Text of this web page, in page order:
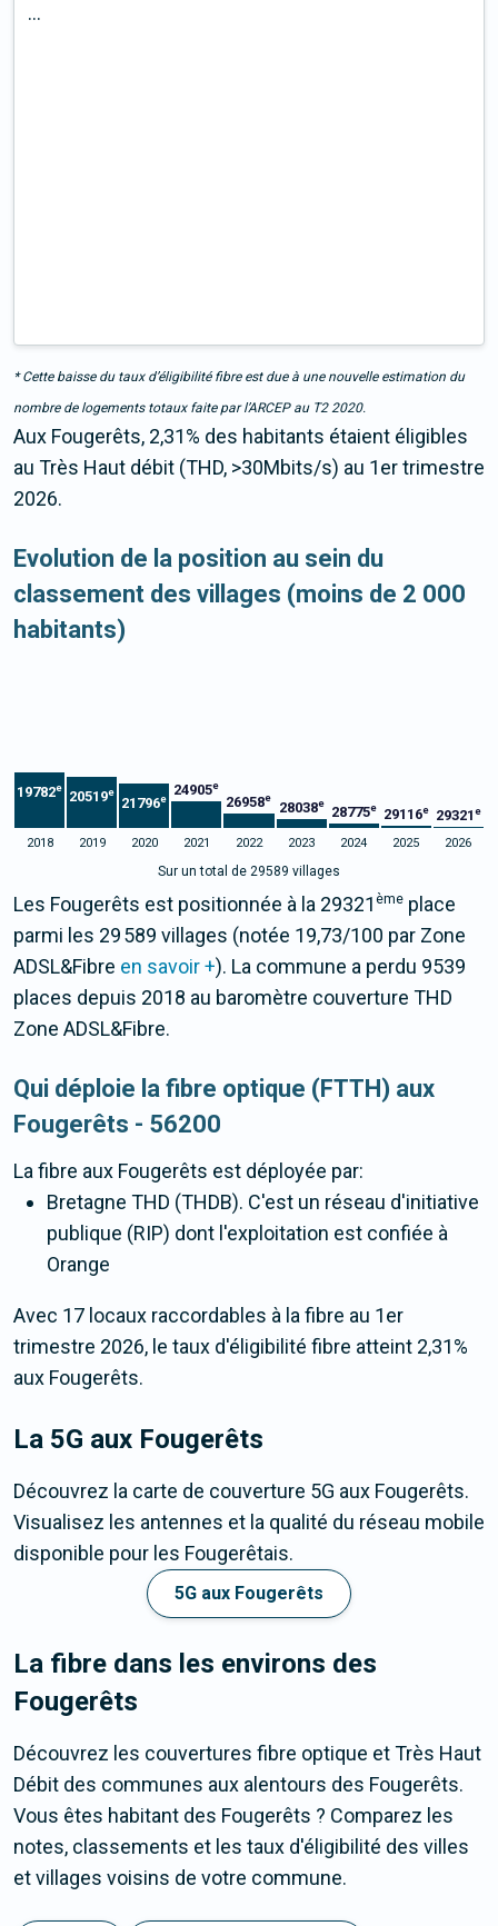
...
* Cette baisse du taux d’éligibilité fibre est due à une nouvelle estimation du
nombre de logements totaux faite par l’ARCEP au T2 2020.
Aux Fougerêts, 2,31% des habitants étaient éligibles
au Très Haut débit (THD, >30Mbits/s) au 1er trimestre
2026.
Evolution de la position au sein du
classement des villages (moins de 2 000
habitants)
19782e
20519e
21796e
24905e
26958e
28038e
28775e 29116e 29321 e
2018 2019 2020 2021 2022 2023 2024 2025 2026
Sur un total de 29589 villages
Les Fougerêts est positionnée à la 29321 ème place
parmi les 29 589 villages (notée 19,73/100 par Zone
ADSL&Fibre en savoir +). La commune a perdu 9539
places depuis 2018 au baromètre couverture THD
Zone ADSL&Fibre.
Qui déploie la fibre optique (FTTH) aux
Fougerêts - 56200
La fibre aux Fougerêts est déployée par:
Bretagne THD (THDB). C'est un réseau d'initiative
publique (RIP) dont l'exploitation est confiée à
Orange
Avec 17 locaux raccordables à la fibre au 1er
trimestre 2026, le taux d'éligibilité fibre atteint 2,31%
aux Fougerêts.
La 5G aux Fougerêts
Découvrez la carte de couverture 5G aux Fougerêts.
Visualisez les antennes et la qualité du réseau mobile
disponible pour les Fougerêtais.
5G aux Fougerêts
La fibre dans les environs des
Fougerêts
Découvrez les couvertures fibre optique et Très Haut
Débit des communes aux alentours des Fougerêts.
Vous êtes habitant des Fougerêts ? Comparez les
notes, classements et les taux d'éligibilité des villes
et villages voisins de votre commune.